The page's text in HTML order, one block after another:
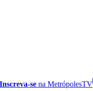
Inscreva-se na MetrópolesTV